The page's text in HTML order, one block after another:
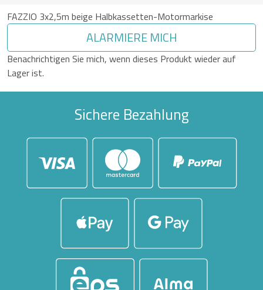
FAZZIO 3x2,5m beige Halbkassetten-Motormarkise
ALARMIERE MICH
Benachrichtigen Sie mich, wenn dieses Produkt wieder auf
Lager ist.
Sichere Bezahlung